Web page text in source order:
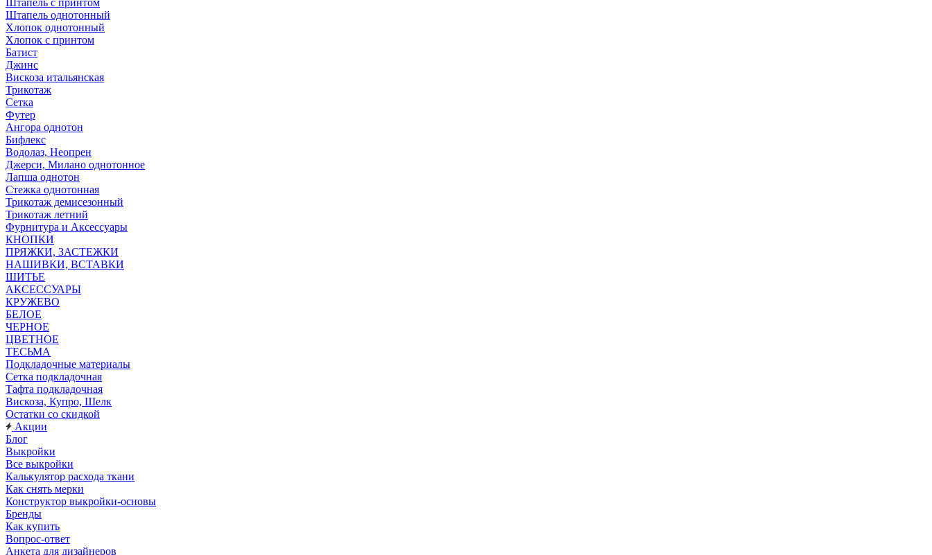
Штапель с принтом
Штапель однотонный
Хлопок однотонный
Хлопок с принтом
Батист
Джинс
Вискоза итальянская
Трикотаж
Сетка
Футер
Ангора однотон
Бифлекс
Водолаз, Неопрен
Джерси, Милано однотонное
Лапша однотон
Стежка однотонная
Трикотаж демисезонный
Трикотаж летний
Фурнитура и Аксессуары
КНОПКИ
ПРЯЖКИ, ЗАСТЕЖКИ
НАШИВКИ, ВСТАВКИ
ШИТЬЕ
АКСЕССУАРЫ
КРУЖЕВО
БЕЛОЕ
ЧЕРНОЕ
ЦВЕТНОЕ
ТЕСЬМА
Подкладочные материалы
Сетка подкладочная
Тафта подкладочная
Вискоза, Купро, Шелк
Остатки со скидкой
Акции
Блог
Выкройки
Все выкройки
Калькулятор расхода ткани
Как снять мерки
Конструктор выкройки-основы
Бренды
Как купить
Вопрос-ответ
Анкета для дизайнеров